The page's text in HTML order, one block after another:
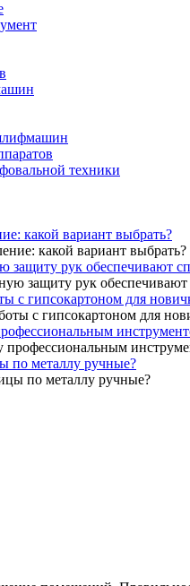
техники
какой вариант выбрать?
защиту рук обеспечивают
с гипсокартоном для
по металлу ручные?